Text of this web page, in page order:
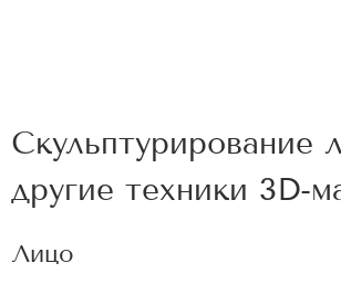
Скульптурирование
другие техники 3D-
Лицо